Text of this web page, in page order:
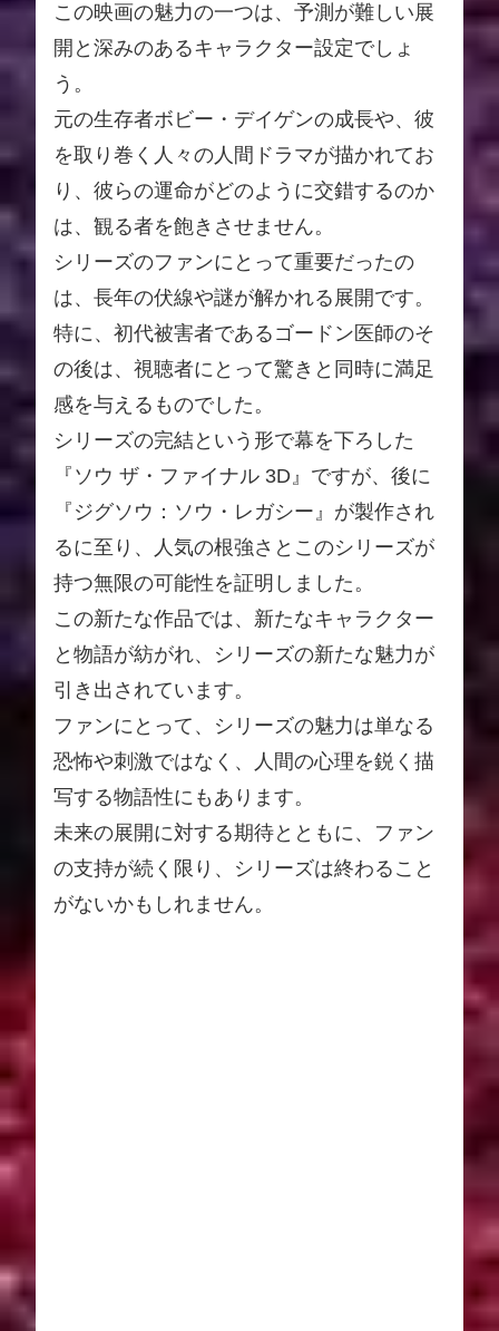
この映画の魅力の一つは、予測が難しい展
開と深みのあるキャラクター設定でしょ
う。
元の生存者ボビー・デイゲンの成長や、彼
を取り巻く人々の人間ドラマが描かれてお
り、彼らの運命がどのように交錯するのか
は、観る者を飽きさせません。
シリーズのファンにとって重要だったの
は、長年の伏線や謎が解かれる展開です。
特に、初代被害者であるゴードン医師のそ
の後は、視聴者にとって驚きと同時に満足
感を与えるものでした。
シリーズの完結という形で幕を下ろした
『ソウ ザ・ファイナル 3D』ですが、後に
『ジグソウ：ソウ・レガシー』が製作され
るに至り、人気の根強さとこのシリーズが
持つ無限の可能性を証明しました。
この新たな作品では、新たなキャラクター
と物語が紡がれ、シリーズの新たな魅力が
引き出されています。
ファンにとって、シリーズの魅力は単なる
恐怖や刺激ではなく、人間の心理を鋭く描
写する物語性にもあります。
未来の展開に対する期待とともに、ファン
の支持が続く限り、シリーズは終わること
がないかもしれません。